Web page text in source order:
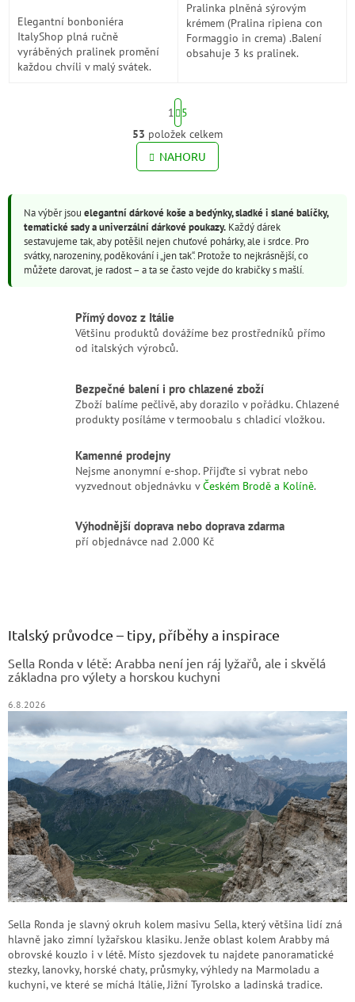
Elegantní bonboniéra
ItalyShop plná ručně
vyráběných pralinek promění
každou chvíli v malý svátek.
Pralinka plněná sýrovým
krémem (Pralina ripiena con
Formaggio in crema) .Balení
obsahuje 3 ks pralinek.
O
v
l
a
c
í
p
r
v
ý
s
u
S
t
r
á
n
k
á
n
í
1
5
53 položek celkem
NAHORU
Na výběr jsou elegantní dárkové koše a bedýnky, sladké i slané balíčky,
tematické sady a univerzální dárkové poukazy.Každý dárek
sestavujeme tak, aby potěšil nejen chuťové pohárky, ale i srdce. Pro
svátky, narozeniny, poděkování i „jen tak“. Protože to nejkrásnější, co
můžete darovat, je radost – a ta se často vejde do krabičky s mašlí.
Přímý dovoz z Itálie
Většinu produktů dovážíme bez prostředníků přímo
od italských výrobců.
Bezpečné balení i pro chlazené zboží
Zboží balíme pečlivě, aby dorazilo v pořádku. Chlazené
produkty posíláme v termoobalu s chladicí vložkou.
Kamenné prodejny
Nejsme anonymní e-shop. Přijďte si vybrat nebo
vyzvednout objednávku vČeském Brodě a Kolíně.
Výhodnější doprava nebo doprava zdarma
pří objednávce nad 2.000 Kč
Italský průvodce – tipy, příběhy a inspirace
Sella Ronda v létě: Arabba není jen ráj lyžařů, ale i skvělá
základna pro výlety a horskou kuchyni
6.8.2026
Sella Ronda je slavný okruh kolem masivu Sella, který většina lidí zná
hlavně jako zimní lyžařskou klasiku. Jenže oblast kolem Arabby má
obrovské kouzlo i v létě. Místo sjezdovek tu najdete panoramatické
stezky, lanovky, horské chaty, průsmyky, výhledy na Marmoladu a
kuchyni, ve které se míchá Itálie, Jižní Tyrolsko a ladinská tradice.